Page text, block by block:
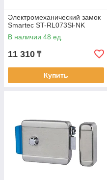
Электромеханический замок
Smartec ST-RL073Sl-NK
В наличии 48 ед.
11 310 ₸
Купить